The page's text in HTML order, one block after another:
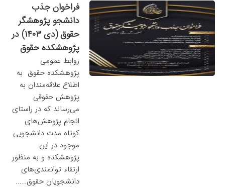
فراخوان جذب
دانشجو پژوهشگر
حقوق (دی ۱۴۰۳) در
پژوهشکده حقوق
روابط عمومی
پژوهشکده حقوق به
اطلاع علاقه‌مندان به
پژوهش حقوقی
می‌رساند که در راستای
انجام پژوهش‌های
کوتاه مدت دانشجویی
موجود در این
پژوهشکده و به منظور
ارتقاء توانمندی‌های
دانشجویان حقوق…...